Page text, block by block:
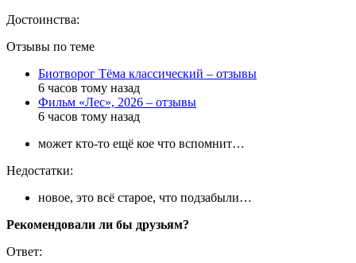
Достоинства:
Отзывы по теме
Биотворог Тёма классический – отзывы
6 часов тому назад
Фильм «Лес», 2026 – отзывы
6 часов тому назад
может кто-то ещё кое что вспомнит…
Недостатки:
новое, это всё старое, что подзабыли…
Рекомендовали ли бы друзьям?
Ответ: